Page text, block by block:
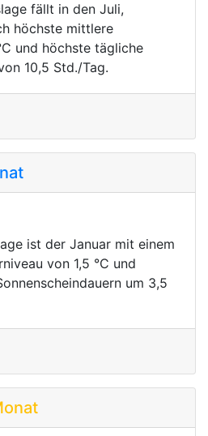
fällt in den Juli,
höchste mittlere
und höchste tägliche
10,5 Std./Tag.
ist der Januar mit einem
von 1,5 °C und
um 3,5